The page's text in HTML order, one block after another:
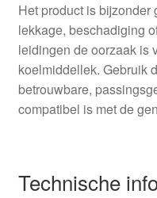
Het product is bijzonder
lekkage, beschadiging
leidingen de oorzaak is
koelmiddellek. Gebruik
betrouwbare,
compatibel is met de
Technische